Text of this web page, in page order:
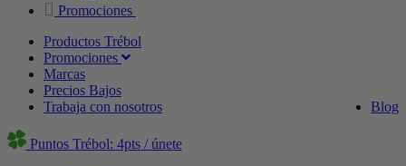
Promociones
Productos Trébol
Promociones
Marcas
Precios Bajos
Blog
Trabaja con nosotros
Puntos Trébol: 4pts / únete